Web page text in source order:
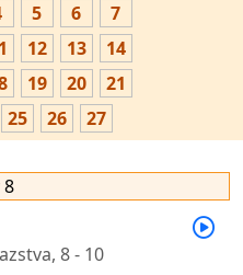
5 6
7
12 13
14
19 20
21
25 26 27
8
8 - 10